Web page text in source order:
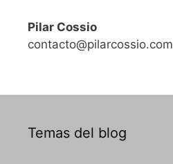
Pilar Cossio
contacto@pilarcossio.com
Temas del blog